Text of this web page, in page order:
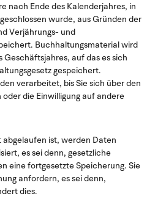
nach Ende des Kalenderjahres, in
wurde, aus Gründen der
Verjährungs- und
Buchhaltungsmaterial wird
auf das es sich
gespeichert.
verarbeitet, bis Sie sich über den
die Einwilligung auf andere
ist, werden Daten
es sei denn, gesetzliche
eine fortgesetzte Speicherung. Sie
anfordern, es sei denn,
dies.